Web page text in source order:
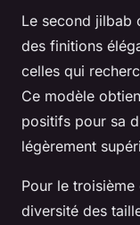
Le second jilbab
des finitions
celles qui
Ce modèle
positifs pour sa
légèrement
Pour le troisième
diversité des